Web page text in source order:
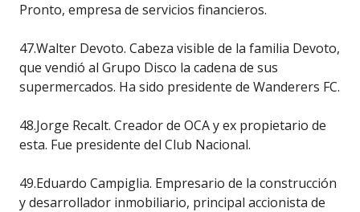
Pronto, empresa de servicios financieros.
47.Walter Devoto. Cabeza visible de la familia Devoto,
que vendió al Grupo Disco la cadena de sus
supermercados. Ha sido presidente de Wanderers FC.
48.Jorge Recalt. Creador de OCA y ex propietario de
esta. Fue presidente del Club Nacional.
49.Eduardo Campiglia. Empresario de la construcción
y desarrollador inmobiliario, principal accionista de